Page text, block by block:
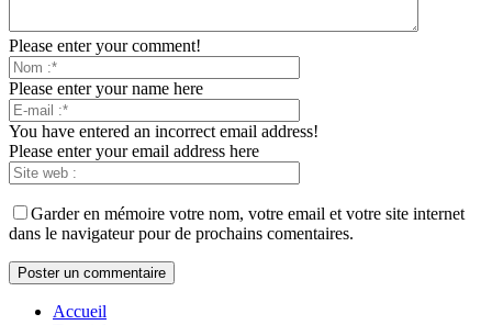
Please enter your comment!
Please enter your name here
You have entered an incorrect email address!
Please enter your email address here
Garder en mémoire votre nom, votre email et votre site internet
dans le navigateur pour de prochains comentaires.
Accueil